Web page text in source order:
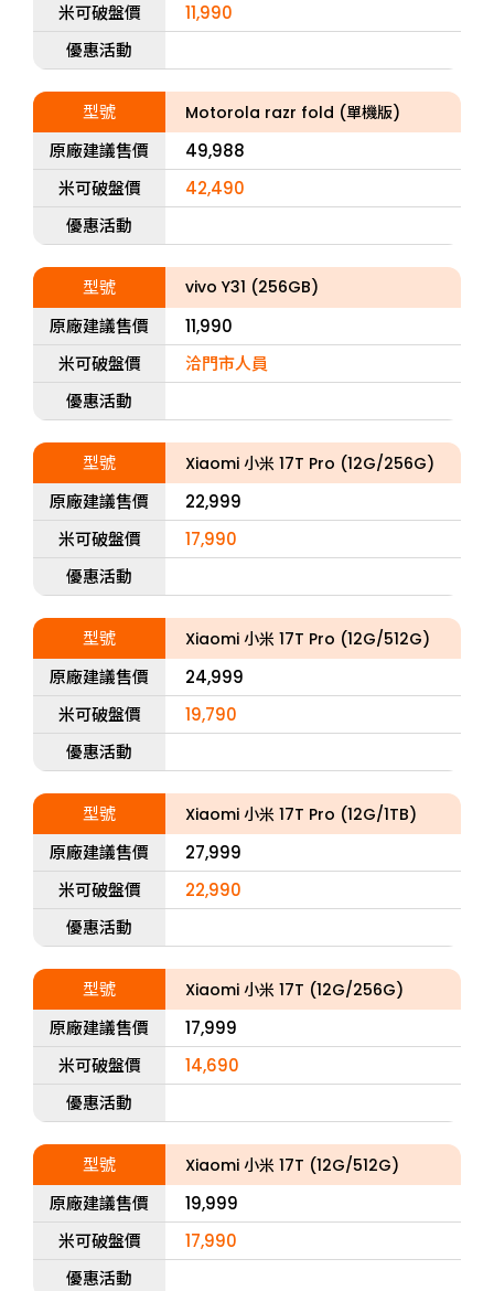
米可破盤價
11,990
優惠活動
型號 Motorola razr fold (單機版)
原廠建議售價
49,988
米可破盤價
42,490
優惠活動
型號 vivo Y31 (256GB)
原廠建議售價
11,990
米可破盤價
洽門市人員
優惠活動
型號 Xiaomi 小米 17T Pro (12G/256G)
原廠建議售價
22,999
米可破盤價
17,990
優惠活動
型號 Xiaomi 小米 17T Pro (12G/512G)
原廠建議售價
24,999
米可破盤價
19,790
優惠活動
型號 Xiaomi 小米 17T Pro (12G/1TB)
原廠建議售價
27,999
米可破盤價
22,990
優惠活動
型號 Xiaomi 小米 17T (12G/256G)
原廠建議售價
17,999
米可破盤價
14,690
優惠活動
型號 Xiaomi 小米 17T (12G/512G)
原廠建議售價
19,999
米可破盤價
17,990
優惠活動